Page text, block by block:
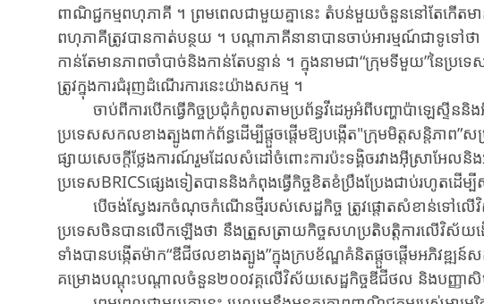
ពាណិជ្ជកម្មពហុភាគី ។ ព្រមពេលជាមួយគ្នានេះ តំបន់មួយចំនួននៅតែកើតម
ពហុភាគីត្រូវបានកាត់បន្ថយ ។​ បណ្តាភាគីនានា​បានចាប់អារម្មណ៍ជា​ទូទៅ
កាន់តែមានភាពចាំបាច់និងកាន់តែបន្ទាន់ ។ ក្នុងនាមជា“ក្រុមទីមួយ”នៃ
ត្រូវក្នុងការជំរុញដំណើរការនេះយ៉ាងសកម្ម ។
ចាប់ពីការបើកធ្វើកិច្ចប្រជុំកំពូលតាមប្រព័ន្ធវីដេអូអំពីបញ្ហាប៉ាឡេស្ទី
ប្រទេសសកលខាងត្បូងពាក់ព័ន្ធដើម្បីផ្តួចផ្តើមឱ្យបង្កើត"ក្រុមមិត្តសន្តិភា
ផ្សាយសេចក្តីថ្លែងការណ៍រួមដែលសំដៅចំពោះការប៉ះទង្គិចរវាងអ៊ីស្រាអែលនិ
ប្រទេសBRICSផ្សេងទៀតបាននិងកំពុងធ្វើកិច្ចខិតខំប្រឹងប្រែងជាប់រហូតដើម្បី
បើចង់ស្វែងរកចំណុចកំណើនថ្មីរបស់សេដ្ឋកិច្ច ត្រូវផ្តោតសំខាន់ទៅលើ
ប្រទេសចិនបានលើកឡើងថា នឹងត្រួសត្រាយកិច្ចសហប្រតិបតិ្តការលើវិស័
ទាំងបានបង្កើតម៉ាក“ឌីជីថលខាងត្បូង”ក្នុងក្របខ័ណ្ឌគំនិតផ្តួចផ្តើមអភិវឌ្ឍ
គម្រោងបណ្តុះបណ្តាលចំនួន២០០វគ្គលើវិស័យសេដ្ឋកិច្ចឌីជីថល និងបញ្ញា